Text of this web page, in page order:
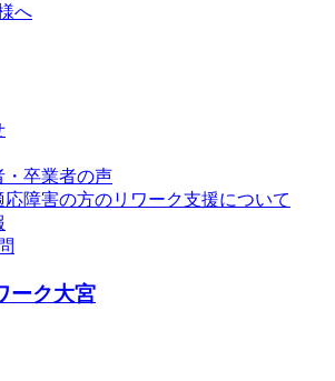
へ
・卒業者の声
応障害の方のリワーク支援について